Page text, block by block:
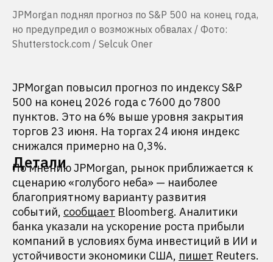
JPMorgan поднял прогноз по S&P 500 на конец года,
но предупредил о возможных обвалах / Фото:
Shutterstock.com / Selcuk Oner
JPMorgan повысил прогноз по индексу S&P
500 на конец 2026 года с 7600 до 7800
пунктов. Это на 6% выше уровня закрытия
торгов 23 июня. На торгах 24 июня индекс
снижался примерно на 0,3%.
Детали
По мнению JPMorgan, рынок приближается к
сценарию «голубого неба» — наиболее
благоприятному варианту развития
событий, сообщает Bloomberg. Аналитики
банка указали на ускорение роста прибыли
компаний в условиях бума инвестиций в ИИ и
устойчивости экономики США, пишет Reuters.